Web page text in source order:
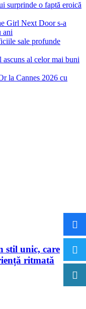
surprinde o faptă eroică
Girl Next Door s‑a
ani
sale profunde
al celor mai buni
la Cannes 2026 cu
stil unic, care
ritmată